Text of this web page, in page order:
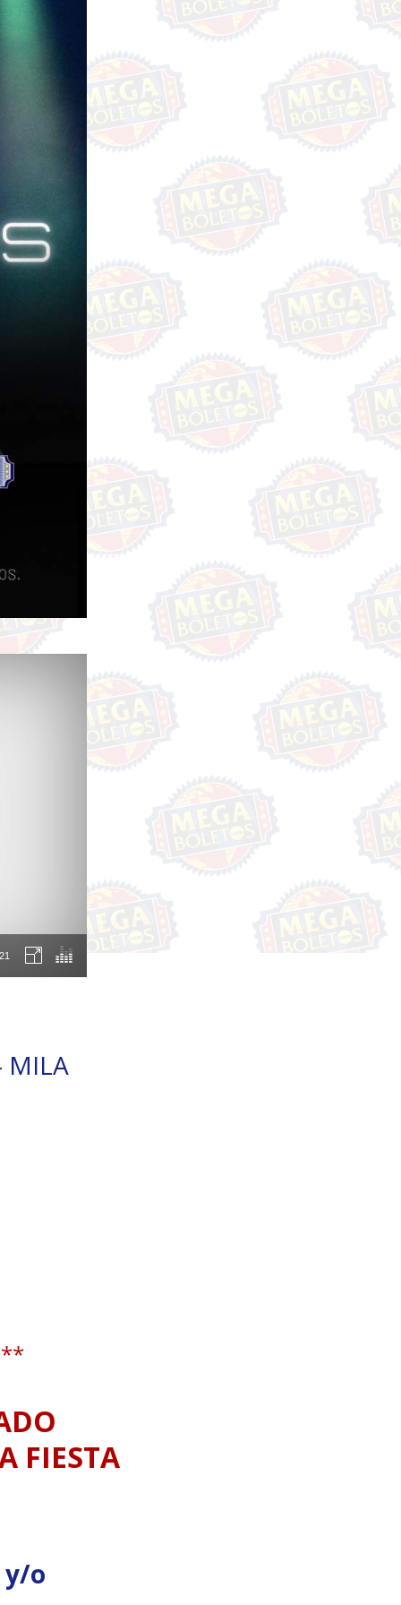
MILA
FIESTA
y/o